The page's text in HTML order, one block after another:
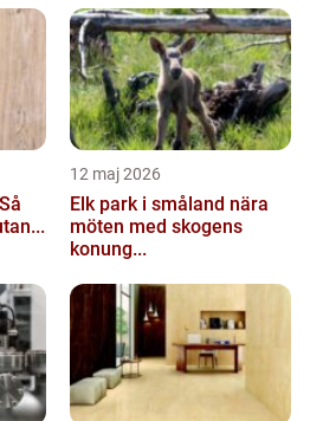
12 maj 2026
Elk park i småland nära
möten med skogens
konung...